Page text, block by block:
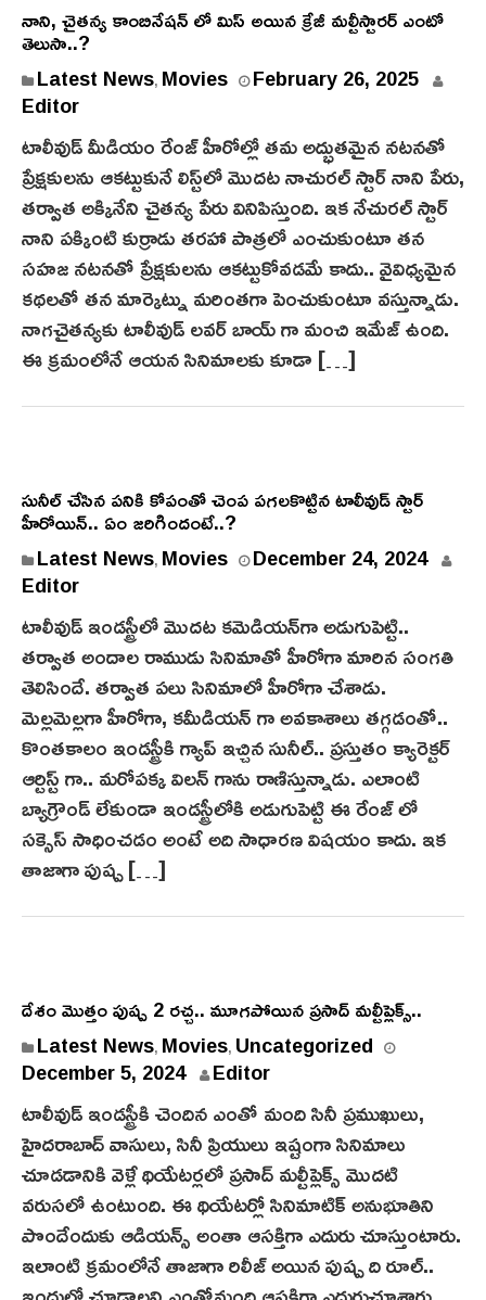
నాని, చైతన్య కాంబినేషన్ లో మిస్ అయిన క్రేజీ మల్టీస్టారర్ ఎంటో
తెలుసా..?
Latest News, Movies February 26, 2025
Editor
టాలీవుడ్ మీడియం రేంజ్ హీరోల్లో తమ అద్భుతమైన న‌ట‌న‌తో
ప్రేక్షకులను ఆకట్టుకునే లిస్ట్‌లో మొదట నాచురల్ స్టార్ నాని పేరు,
తర్వాత అక్కినేని చైతన్య‌ పేరు వినిపిస్తుంది. ఇక నేచురల్ స్టార్
నాని పక్కింటి కుర్రాడు తరహా పాత్రలో ఎంచుకుంటూ తన
సహజ నటనతో ప్రేక్షకులను ఆకట్టుకోవడమే కాదు.. వైవిధ్యమైన
కథలతో తన మార్కెట్ను మరింతగా పెంచుకుంటూ వస్తున్నాడు.
నాగచైతన్యకు టాలీవుడ్ లవర్ బాయ్ గా మంచి ఇమేజ్ ఉంది.
ఈ క్రమంలోనే ఆయన సినిమాలకు కూడా […]
సునీల్ చేసిన పనికి కోపంతో చెంప పగలకొట్టిన టాలీవుడ్ స్టార్
హీరోయిన్.. ఏం జరిగిందంటే..?
Latest News, Movies December 24, 2024D
m
e
r
2
,
2
2
Editor
టాలీవుడ్ ఇండస్ట్రీలో మొదట కమెడియన్‌గా అడుగుపెట్టి..
తర్వాత అందాల రాముడు సినిమాతో హీరోగా మారిన సంగతి
తెలిసిందే. తర్వాత ప‌లు సినిమాలో హీరోగా చేశాడు.
మెల్లమెల్లగా హీరోగా, కమీడియన్ గా అవకాశాలు తగ్గడంతో..
కొంతకాలం ఇండస్ట్రీకి గ్యాప్ ఇచ్చిన సునీల్‌.. ప్రస్తుతం క్యారెక్టర్
ఆర్టిస్ట్ గా.. మరోపక్క విలన్ గాను రాణిస్తున్నాడు. ఎలాంటి
బ్యాగ్రౌండ్ లేకుండా ఇండస్ట్రీలోకి అడుగుపెట్టి ఈ రేంజ్ లో
సక్సెస్ సాధించడం అంటే అది సాధారణ విషయం కాదు. ఇక
తాజాగా పుష్ప […]
దేశం మొత్తం పుష్ప 2 రచ్చ.. మూగపోయిన ప్రసాద్ మల్టీప్లెక్స్..
Latest News, Movies, Uncategorized
December 5, 2024 Editor
టాలీవుడ్ ఇండస్ట్రీకి చెందిన ఎంతో మంది సినీ ప్రముఖులు,
హైదరాబాద్ వాసులు, సినీ ప్రియులు ఇష్టంగా సినిమాలు
చూడడానికి వెళ్లే థియేటర్లలో ప్రసాద్ మల్టీప్లెక్స్ మొదటి
వరుసలో ఉంటుంది. ఈ థియేటర్లో సినిమాటిక్ అనుభూతిని
పొందేందుకు ఆడియన్స్ అంతా ఆసక్తిగా ఎదురు చూస్తుంటారు.
ఇలాంటి క్రమంలోనే తాజాగా రిలీజ్ అయిన పుష్ప ది రూల్..